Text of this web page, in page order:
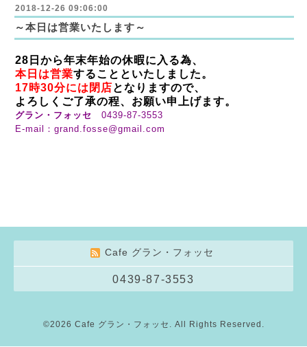
2018-12-26 09:06:00
～本日は営業いたします～
28日から年末年始の休暇に入る為、
本日は営業することといたしました。
17時30分には閉店となりますので、
よろしくご了承の程、お願い申上げます。
グラン・フォッセ 0439-87-3553
E-mail：grand.fosse@gmail.com
Cafe グラン・フォッセ
0439-87-3553
©2026 Cafe グラン・フォッセ . All Rights Reserved.